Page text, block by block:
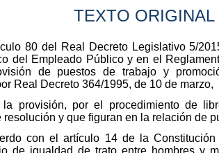
TEXTO ORIGINAL
80 del Real Decreto Legislativo 5/
del Empleado Público y en el
de puestos de trabajo y
Real Decreto 364/1995, de 10 de marzo,
la provisión, por el procedimiento de
y que figuran en la relación de
con el artículo 14 de la
de igualdad de trato entre hombres y